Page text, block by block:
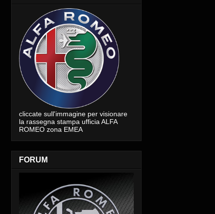
cliccate sull'immagine per visionare
la rassegna stampa ufficia ALFA
ROMEO zona EMEA
FORUM